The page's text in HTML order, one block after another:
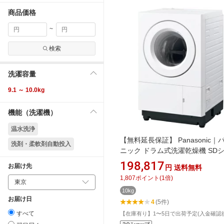
商品価格
~
検索
洗濯容量
9.1 ～ 10.0kg
機能（洗濯機）
温水洗浄
洗剤・柔軟剤自動投入
お届け先
お届け日
すべて
【無料延長保証】 Panasonic｜
ニック ドラム式洗濯乾燥機 SDシ
ズ Hタイプ マットホワイト NA-
SD10HBL-W [洗濯10.0kg /乾燥
左開き /ヒーター乾燥(排気タイプ
198,817 円 送料無料
1,807ポイント (1 倍)
10kg
4(5件)
【在庫有り】1〜5日で出荷予定(入金確認